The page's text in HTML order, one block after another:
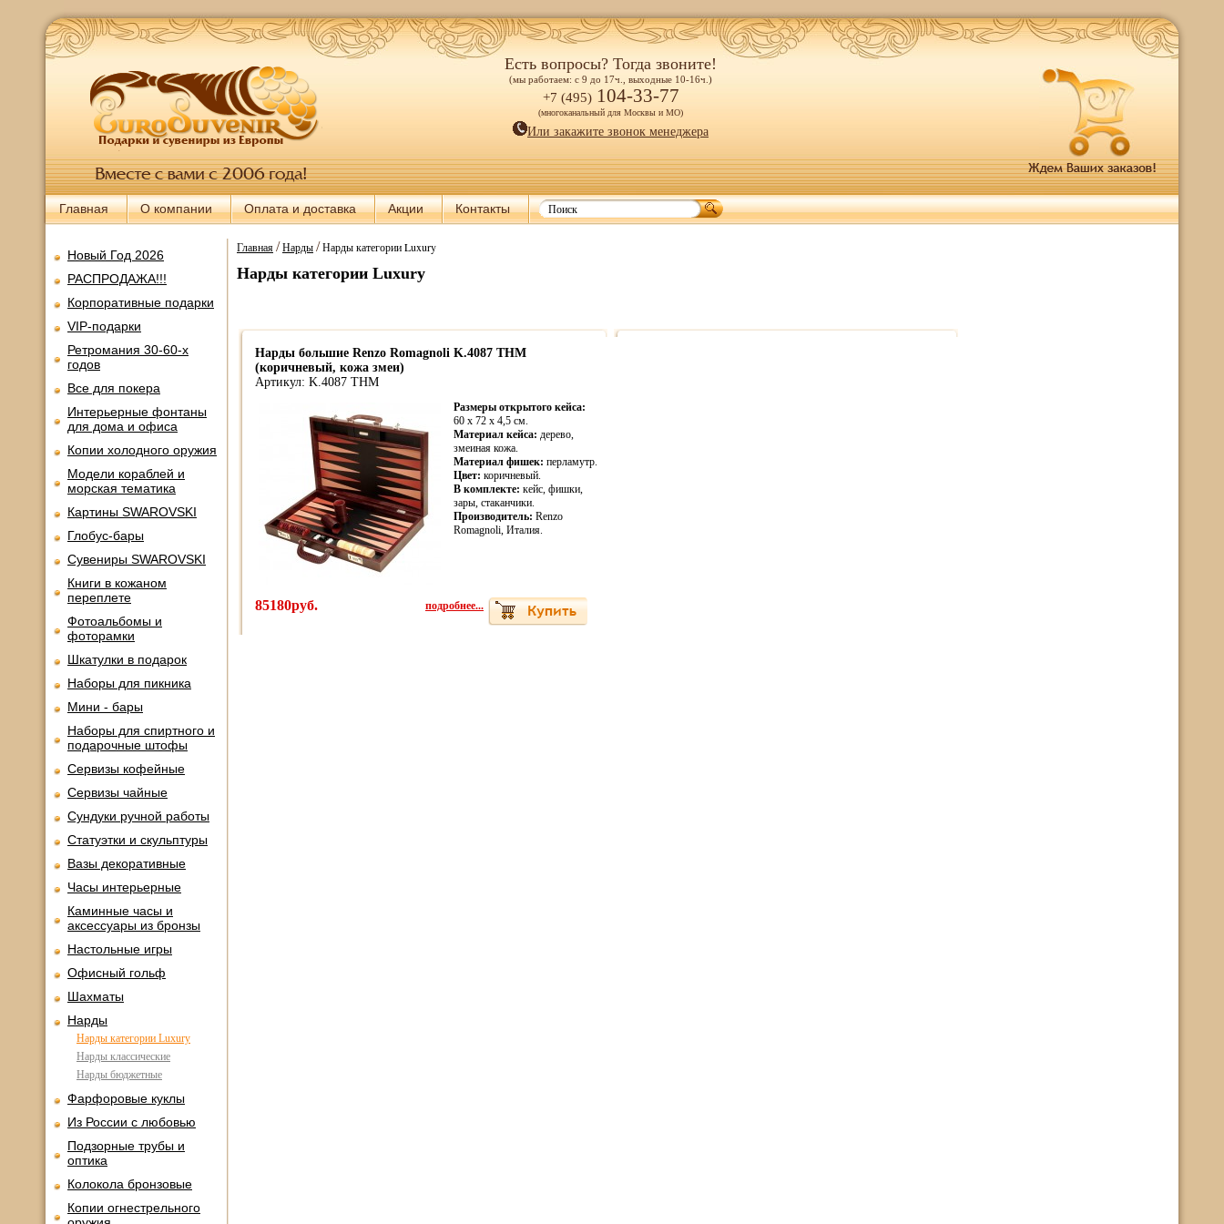
Есть вопросы? Тогда звоните!
(мы работаем: с 9 до 17ч., выходные 10-16ч.)
+7 (495) 104-33-77
(многоканальный для Москвы и МО)
Или закажите звонок менеджера
Главная О компании Оплата и доставка Акции Контакты
Новый Год 2026
РАСПРОДАЖА!!!
Корпоративные подарки
VIP-подарки
Ретромания 30-60-х
годов
Все для покера
Интерьерные фонтаны
для дома и офиса
Копии холодного оружия
Модели кораблей и
морская тематика
Картины SWAROVSKI
Глобус-бары
Сувениры SWAROVSKI
Книги в кожаном
переплете
Фотоальбомы и
фоторамки
Шкатулки в подарок
Наборы для пикника
Мини - бары
Наборы для спиртного и
подарочные штофы
Сервизы кофейные
Сервизы чайные
Сундуки ручной работы
Статуэтки и скульптуры
Вазы декоративные
Часы интерьерные
Каминные часы и
аксессуары из бронзы
Настольные игры
Офисный гольф
Шахматы
Нарды
Нарды категории Luxury
Нарды классические
Нарды бюджетные
Фарфоровые куклы
Из России с любовью
Подзорные трубы и
оптика
Колокола бронзовые
Копии огнестрельного
Главная/Нарды/Нарды категории Luxury
Нарды категории Luxury
Нарды большие Renzo Romagnoli K.4087 THM
(коричневый, кожа змеи)
Артикул: K.4087 THM
Размеры открытого кейса:
60 х 72 х 4,5 см.
Материал кейса: дерево,
змеиная кожа.
Материал фишек: перламутр.
Цвет: коричневый.
В комплекте: кейс, фишки,
зары, стаканчики.
Производитель: Renzo
Romagnoli, Италия.
85180руб. подробнее...